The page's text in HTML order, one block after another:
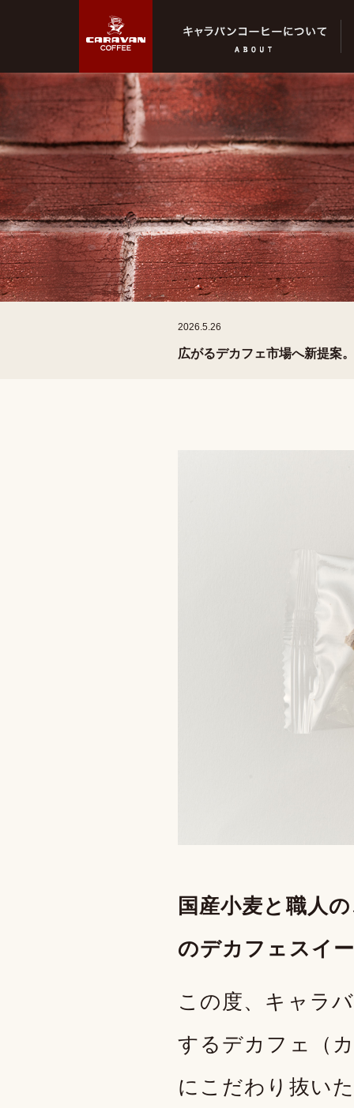
2026.5.26
広がるデカフェ市場へ新提案
国産小麦と職人
のデカフェスイ
この度、キャラ
するデカフェ（
にこだわり抜い